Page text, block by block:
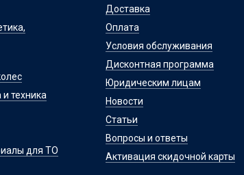
техника
для ТО
Доставка
Оплата
Условия обслуживания
Дисконтная программа
Юридическим лицам
Новости
Статьи
Вопросы и ответы
Активация скидочной карты